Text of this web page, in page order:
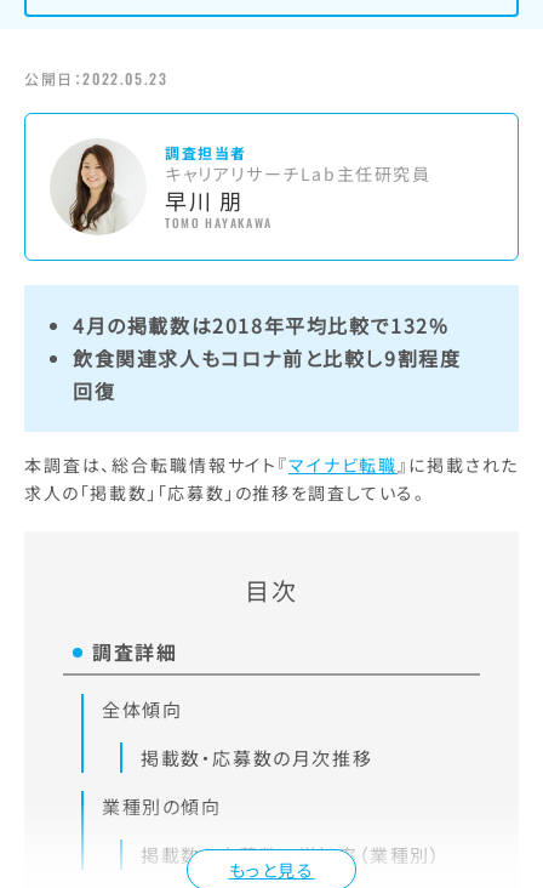
公開日：2022.05.23
調査担当者
キャリアリサーチLab主任研究員
早川 朋
TOMO HAYAKAWA
4月の掲載数は2018年平均比較で132%
飲食関連求人もコロナ前と比較し9割程度
回復
本調査は、総合転職情報サイト『マイナビ転職』に掲載された
求人の「掲載数」「応募数」の推移を調査している。
目次
もっと見る
調査詳細
全体傾向
掲載数・応募数の月次推移
業種別の傾向
掲載数と応募数の増加率（業種別）